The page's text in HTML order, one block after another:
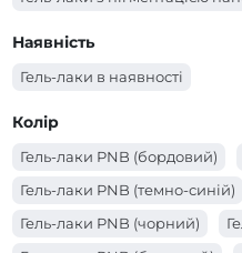
довжини нігтя
Наявність
Гель-лаки в наявності
Колір
Гель-лаки PNB (бордовий)
Гель-лаки PNB (темно-синій)
Гель-лаки PNB (чорний)